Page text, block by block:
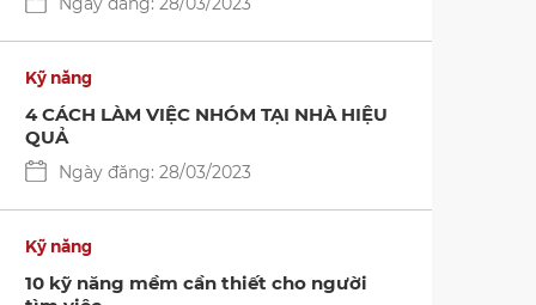
sinh
Kỹ năng
4 CÁCH LÀM VIỆC NHÓM TẠI NHÀ HIỆU
QUẢ
Ngày đăng: 28/03/2023
Kỹ năng
10 kỹ năng mềm cần thiết cho người